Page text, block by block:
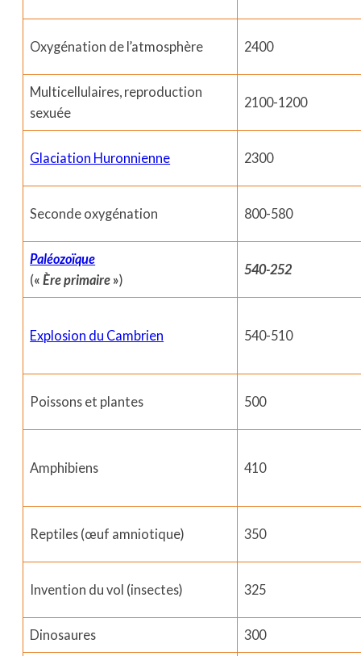
Oxygénation de l’atmosphère 2400
Multicellulaires, reproduction
sexuée
2100-1200
Glaciation Huronnienne 2300
Seconde oxygénation 800-580
Paléozoïque
(« Ère primaire »)
540-252
Explosion du Cambrien 540-510
Poissons et plantes 500
Amphibiens 410
Reptiles (œuf amniotique) 350
Invention du vol (insectes) 325
Dinosaures 300